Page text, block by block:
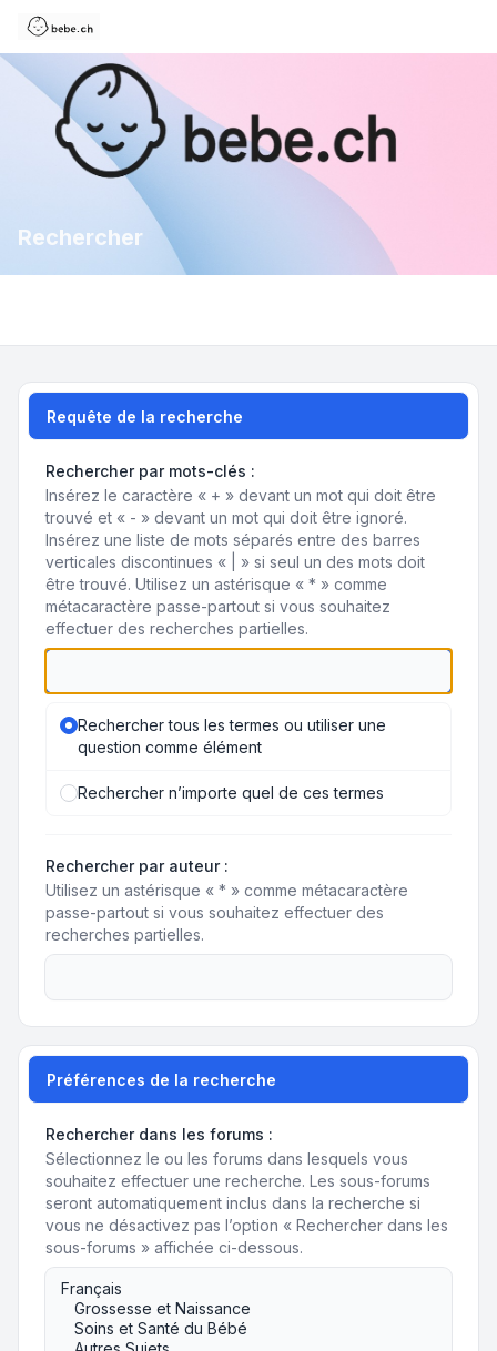
Rechercher
Requête de la recherche
Rechercher par mots-clés :
Insérez le caractère « + » devant un mot qui doit être
trouvé et « - » devant un mot qui doit être ignoré.
Insérez une liste de mots séparés entre des barres
verticales discontinues « | » si seul un des mots doit
être trouvé. Utilisez un astérisque « * » comme
métacaractère passe-partout si vous souhaitez
effectuer des recherches partielles.
Rechercher tous les termes ou utiliser une
question comme élément
Rechercher n’importe quel de ces termes
Rechercher par auteur :
Utilisez un astérisque « * » comme métacaractère
passe-partout si vous souhaitez effectuer des
recherches partielles.
Préférences de la recherche
Rechercher dans les forums :
Sélectionnez le ou les forums dans lesquels vous
souhaitez effectuer une recherche. Les sous-forums
seront automatiquement inclus dans la recherche si
vous ne désactivez pas l’option « Rechercher dans les
sous-forums » affichée ci-dessous.